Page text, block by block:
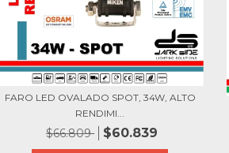
FARO LED OVALADO SPOT, 34W, ALTO
RENDIMI...
$66.809 $60.839